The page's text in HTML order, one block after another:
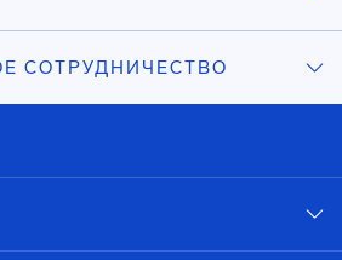
СОТРУДНИЧЕСТВО